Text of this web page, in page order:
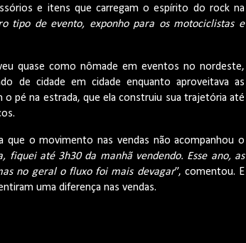
e itens que carregam o espírito do rock na
tipo de evento, exponho para os motociclistas e
quase como nômade em eventos no nordeste,
de cidade em cidade enquanto aproveitava as
pé na estrada, que ela construiu sua trajetória até
o movimento nas vendas não acompanhou o
fiquei até 3h30 da manhã vendendo. Esse ano, as
no geral o fluxo foi mais devagar”, comentou. E
uma diferença nas vendas.